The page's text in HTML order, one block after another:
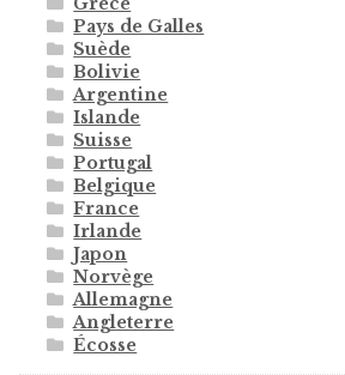
Pays de Galles
Suède
Bolivie
Argentine
Islande
Suisse
Portugal
Belgique
France
Irlande
Japon
Norvège
Allemagne
Angleterre
Écosse